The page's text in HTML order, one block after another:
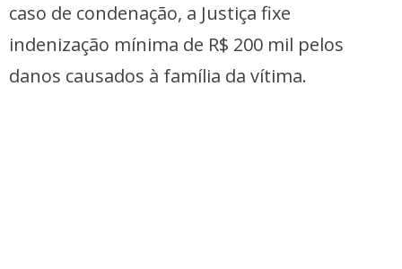
caso de condenação, a Justiça fixe
indenização mínima de R$ 200 mil pelos
danos causados à família da vítima.